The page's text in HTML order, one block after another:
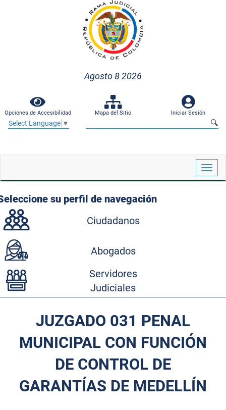
Agosto 8 2026
Opciones de Accesibilidad Mapa del Sitio Iniciar Sesión
Select Language ▼
su perfil de navegación
Ciudadanos
Abogados
Servidores
Judiciales
JUZGADO 031 PENAL
MUNICIPAL CON FUNCIÓN
DE CONTROL DE
GARANTÍAS DE MEDELLÍN